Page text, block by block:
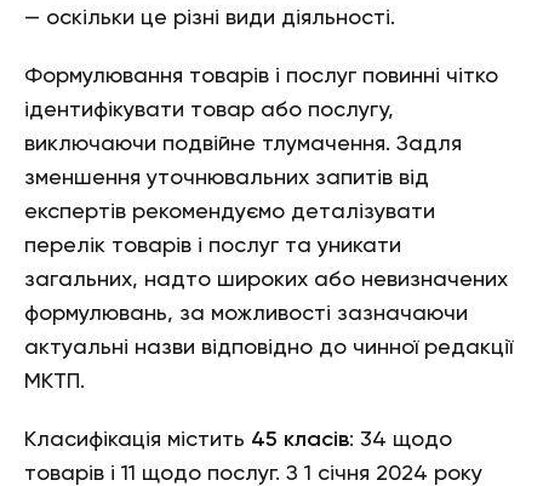
— оскільки це різні види діяльності.
Формулювання товарів і послуг повинні чітко
ідентифікувати товар або послугу,
виключаючи подвійне тлумачення. Задля
зменшення уточнювальних запитів від
експертів рекомендуємо деталізувати
перелік товарів і послуг та уникати
загальних, надто широких або невизначених
формулювань, за можливості зазначаючи
актуальні назви відповідно до чинної редакції
МКТП.
Класифікація містить 45 класів: 34 щодо
товарів і 11 щодо послуг. З 1 січня 2024 року